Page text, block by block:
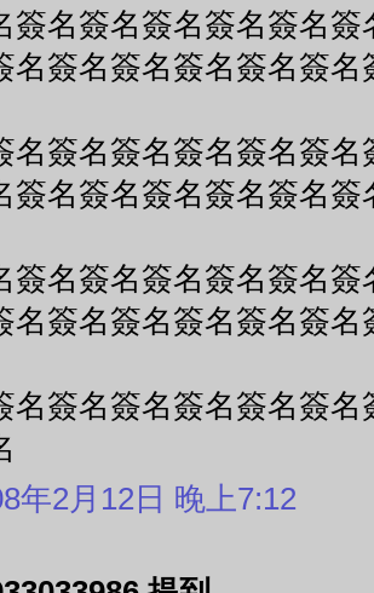
簽名簽名簽名簽名簽名
名簽名簽名簽名簽名簽名
名簽名簽名簽名簽名簽
簽名簽名簽名簽名簽名簽
簽名簽名簽名簽名簽名
名簽名簽名簽名簽名簽名
名簽名簽名簽名簽名簽
年2月12日 晚上7:12